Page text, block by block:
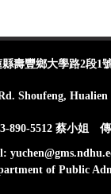
壽豐鄉大學路2段1
Shoufeng,
890-5512 蔡小姐 傳
of Public